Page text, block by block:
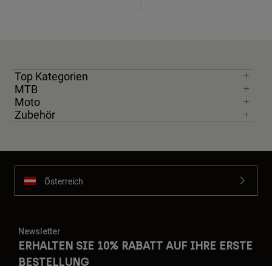
Top Kategorien
MTB
Moto
Zubehör
Österreich
Newsletter
ERHALTEN SIE 10% RABATT AUF IHRE ERSTE
BESTELLUNG